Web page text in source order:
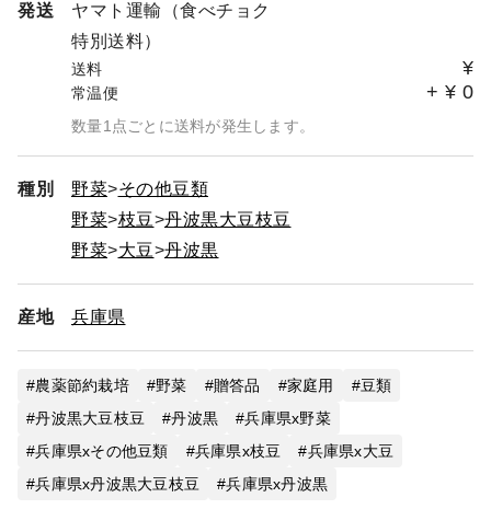
発送
ヤマト運輸（食べチョク
特別送料）
送料 ¥
常温便 + ¥ 0
数量1点ごとに送料が発生します。
種別 野菜
その他豆類
野菜 枝豆
丹波黒大豆枝豆
野菜
大豆 丹波黒
産地 兵庫県
農薬節約栽培 野菜 贈答品 家庭用
豆類
丹波黒大豆枝豆
丹波黒
兵庫県x野菜
兵庫県xその他豆類
兵庫県x枝豆
兵庫県x大豆
兵庫県x丹波黒大豆枝豆
兵庫県x丹波黒